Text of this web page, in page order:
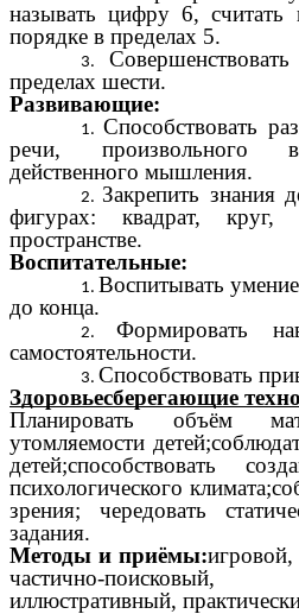
называть цифру 6,
порядке в пределах 5.
пределах шести.
Развивающие:
Способствовать
речи, произвольного
действенного мышления.
Закрепить знания
фигурах: квадрат,
пространстве.
Воспитательные:
Воспитывать
до конца.
Формировать
самостоятельности.
Способствовать
Здоровьесберегающие
Планировать объём
утомляемости
детей;способствовать
психологического
зрения; чередовать
задания.
Методы и приёмы:игровой,
частично-
иллюстративный,